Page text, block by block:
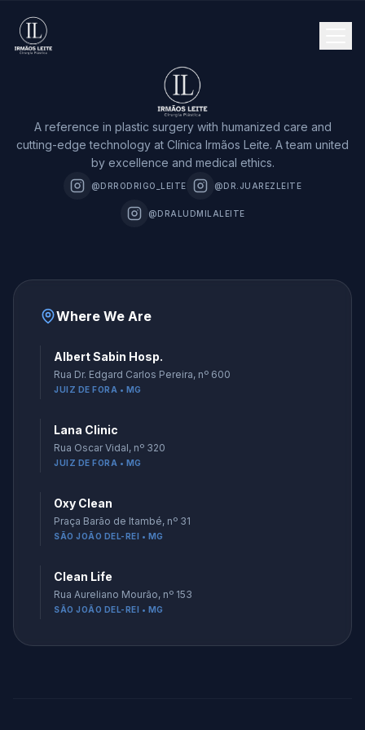
A reference in plastic surgery with humanized care and
cutting-edge technology at Clínica Irmãos Leite. A team united
by excellence and medical ethics.
@DRRODRIGO_LEITE @DR.JUAREZLEITE
@DRALUDMILALEITE
Where We Are
Albert Sabin Hosp.
Rua Dr. Edgard Carlos Pereira, nº 600
JUIZ DE FORA • MG
Lana Clinic
Rua Oscar Vidal, nº 320
JUIZ DE FORA • MG
Oxy Clean
Praça Barão de Itambé, nº 31
SÃO JOÃO DEL-REI • MG
Clean Life
Rua Aureliano Mourão, nº 153
SÃO JOÃO DEL-REI • MG